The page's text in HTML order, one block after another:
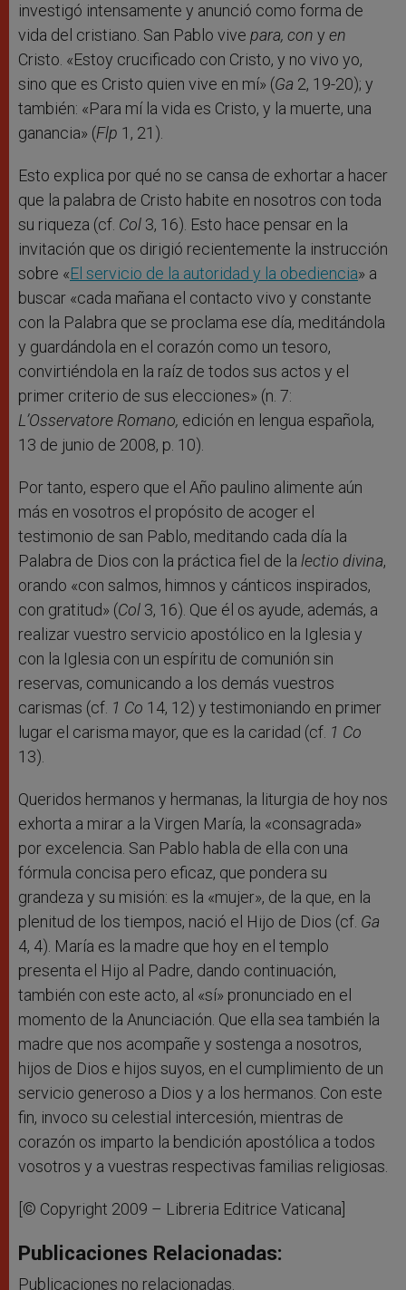
investigó intensamente y anunció como forma de
vida del cristiano. San Pablo vive para, con y en
Cristo. «Estoy crucificado con Cristo, y no vivo yo,
sino que es Cristo quien vive en mí» (Ga 2, 19-20); y
también: «Para mí la vida es Cristo, y la muerte, una
ganancia» (Flp 1, 21).
Esto explica por qué no se cansa de exhortar a hacer
que la palabra de Cristo habite en nosotros con toda
su riqueza (cf. Col 3, 16). Esto hace pensar en la
invitación que os dirigió recientemente la instrucción
sobre «El servicio de la autoridad y la obediencia» a
buscar «cada mañana el contacto vivo y constante
con la Palabra que se proclama ese día, meditándola
y guardándola en el corazón como un tesoro,
convirtiéndola en la raíz de todos sus actos y el
primer criterio de sus elecciones» (n. 7:
L’Osservatore Romano, edición en lengua española,
13 de junio de 2008, p. 10).
Por tanto, espero que el Año paulino alimente aún
más en vosotros el propósito de acoger el
testimonio de san Pablo, meditando cada día la
Palabra de Dios con la práctica fiel de la lectio divina,
orando «con salmos, himnos y cánticos inspirados,
con gratitud» (Col 3, 16). Que él os ayude, además, a
realizar vuestro servicio apostólico en la Iglesia y
con la Iglesia con un espíritu de comunión sin
reservas, comunicando a los demás vuestros
carismas (cf. 1 Co 14, 12) y testimoniando en primer
lugar el carisma mayor, que es la caridad (cf. 1 Co
13).
Queridos hermanos y hermanas, la liturgia de hoy nos
exhorta a mirar a la Virgen María, la «consagrada»
por excelencia. San Pablo habla de ella con una
fórmula concisa pero eficaz, que pondera su
grandeza y su misión: es la «mujer», de la que, en la
plenitud de los tiempos, nació el Hijo de Dios (cf. Ga
4, 4). María es la madre que hoy en el templo
presenta el Hijo al Padre, dando continuación,
también con este acto, al «sí» pronunciado en el
momento de la Anunciación. Que ella sea también la
madre que nos acompañe y sostenga a nosotros,
hijos de Dios e hijos suyos, en el cumplimiento de un
servicio generoso a Dios y a los hermanos. Con este
fin, invoco su celestial intercesión, mientras de
corazón os imparto la bendición apostólica a todos
vosotros y a vuestras respectivas familias religiosas.
[© Copyright 2009 – Libreria Editrice Vaticana]
Publicaciones Relacionadas:
Publicaciones no relacionadas.